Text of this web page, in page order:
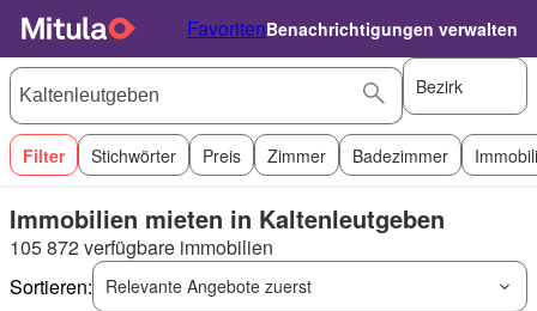
FavoritenBenachrichtigungen verwalten
Bezirk
Filter Stichwörter Preis Zimmer Badezimmer
Immobilien mieten in Kaltenleutgeben
105 872 verfügbare immobilien
Sortieren:
Relevante Angebote zuerst